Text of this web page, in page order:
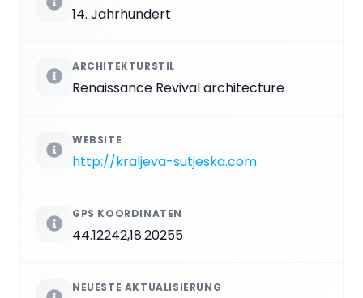
14. Jahrhundert
ARCHITEKTURSTIL
Renaissance Revival architecture
WEBSITE
http://kraljeva-sutjeska.com
GPS KOORDINATEN
44.12242,18.20255
NEUESTE AKTUALISIERUNG